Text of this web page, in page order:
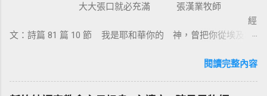
穌基督並祂釘十字架，我不傳別的。今天我們
所需要的，就是耶穌基督並祂釘十字架。保羅
說耶穌基督就是神的智慧、神的能力，我們是
基督裡，他就是新造的人，舊事已過，都變成
新的了。 在基督裡成為新造的人有兩個意義：
大大張口就必充滿 張漢業牧師
經
文：詩篇 81 篇 10 節 我是耶和華你的 神，曾把你從埃及地
張口？因為我們要得著救恩、恩典、醫治和救贖。耶穌把撒瑪
知我素來所行的一切。她就到城裏跟眾人作見證：「這位耶
閱讀完整內容